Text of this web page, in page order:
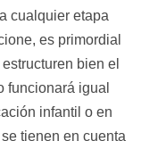
cualquier etapa
es primordial
bien el
funcionará igual
infantil o en
tienen en cuenta